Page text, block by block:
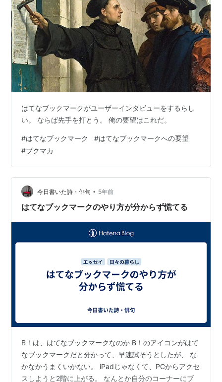
はてなブックマークがユーザーインタビューをするらし
い。 ならば先手を打とう。 俺の要望はこれだ。
#はてなブックマーク #はてなブックマークへの要望
#ブクマカ
今日書いた詩・俳句 • 5年前
はてなブックマークのやり方が分からず慌てる
B！は、はてなブックマークなのか B！のアイコンがはて
なブックマークだと分かって、早速試そうとしたが、 な
かなかうまくいかない。 iPadじゃなくて、PCからアクセ
スしようと2階に上がる。 なんとか自分のコーナーにブ